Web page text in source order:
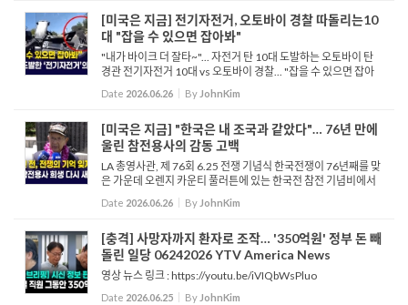
[미국은 지금] 전기자전거, 오토바이 경찰 따돌리는10
대 "잡을 수 있으면 잡아봐"
"내가 바이크 더 잘타~"... 자전거 탄 10대 도발하는 오토바이 탄
경관 전기자전거 10대 vs 오토바이 경찰... "잡을 수 있으면 잡아
봐" 오렌지시에서 한 오토바이 경찰관과 전기 자전거를 탄 십대의
추격전이 담긴 영상이 공개됐습니다. 영상 속에서 경관은 전...
Date 2026.06.26 By JohnKim
[미국은 지금] "한국은 내 조국과 같았다"… 76년 만에
울린 참전용사의 감동 고백
LA 총영사관, 제 76회 6.25 전쟁 기념식 한국전쟁이 76년째를 맞
은 가운데 오렌지 카운티 풀러튼에 있는 한국전 참전 기념비에서
는 이를 기념하는 행사가 열렸습니다. LA 총영사관의 주관으로 열
린 행사에는 미군 참전 용사와 가족에게 평화의 사도...
Date 2026.06.26 By JohnKim
[충격] 사망자까지 환자로 조작… '350억원' 정부 돈 빼
돌린 일당 06242026 YTV America News
영상 뉴스 링크 : https://youtu.be/iVIQbWsPluo
Date 2026.06.25 By JohnKim